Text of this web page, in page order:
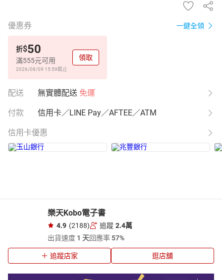
優惠券 一鍵全領
折$50
滿555元可用
2026/08/09 15:59截止
領取
配送 無實體配送 免運
付款 信用卡／LINE Pay／AFTEE／ATM
信用卡優惠
樂天Kobo電子書
4.9 (2188) 追蹤 2.4萬
出貨速度 1 天回應率57%
追蹤店家 逛店舖